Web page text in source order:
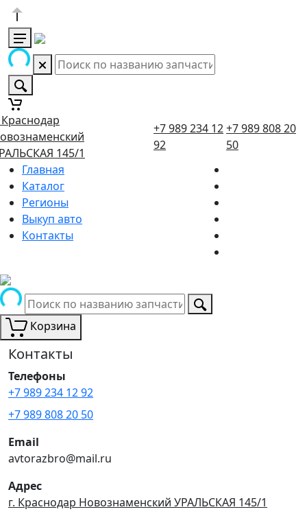
Краснодар
145/1
+7 989 234 12
92
+7 989 808 20
50
Главная
Каталог
Регионы
Выкуп авто
Контакты
Корзина
Контакты
Телефоны
+7 989 234 12 92
+7 989 808 20 50
Email
avtorazbro@mail.ru
Адрес
г. Краснодар Новознаменский УРАЛЬСКАЯ 145/1